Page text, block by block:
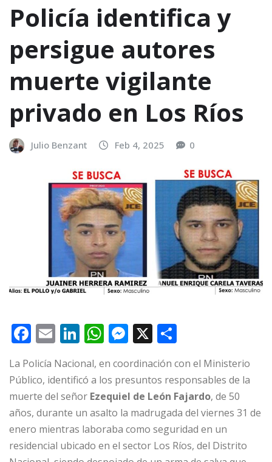
Policía identifica y
persigue autores
muerte vigilante
privado en Los Ríos
Julio Benzant Feb 4, 2025 0
F
a
c
e
b
o
o
E
m
ai
l
Li
k
e
dI
n
W
at
s
A
p
p
M
e
ss
e
n
g
e
X
m
p
ar
ti
r
La Policía Nacional, en coordinación con el Ministerio
Público, identificó a los presuntos responsables de la
muerte del señor Ezequiel de León Fajardo, de 50
años, durante un asalto la madrugada del viernes 31 de
enero mientras laboraba como seguridad en un
residencial ubicado en el sector Los Ríos, del Distrito